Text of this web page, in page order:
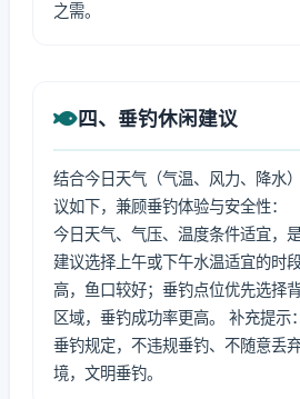
之需。
四、垂钓休闲建议
结合今日天气（气温、风力、降水
议如下，兼顾垂钓体验与安全性：
今日天气、气压、温度条件适宜，
建议选择上午或下午水温适宜的时
高，鱼口较好；垂钓点位优先选择
区域，垂钓成功率更高。 补充提示
垂钓规定，不违规垂钓、不随意丢
境，文明垂钓。